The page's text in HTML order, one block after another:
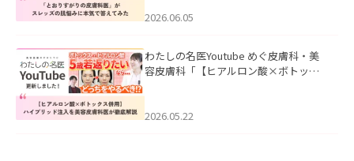
2026.06.05
わたしの名医Youtube めぐ皮膚科・美
容皮膚科「【ヒアルロン酸×ボトック
た。
2026.05.22